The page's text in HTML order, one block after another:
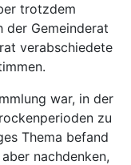
trotzdem
der Gemeinderat
verabschiedete
war, in der
zu
Thema befand
nachdenken,